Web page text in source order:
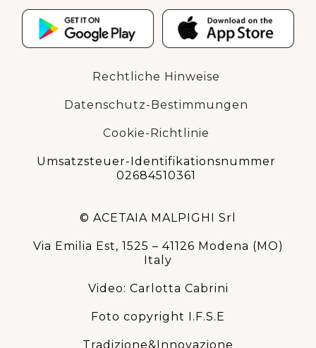
Rechtliche Hinweise
Datenschutz-Bestimmungen
Cookie-Richtlinie
Umsatzsteuer-Identifikationsnummer
02684510361
© ACETAIA MALPIGHI Srl
Via Emilia Est, 1525 – 41126 Modena (MO)
Italy
Video: Carlotta Cabrini
Foto copyright I.F.S.E
Tradizione&Innovazione